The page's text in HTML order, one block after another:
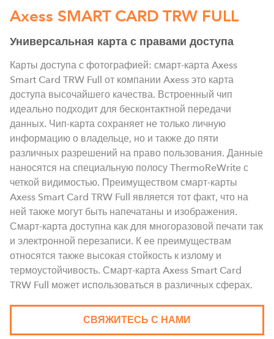
Axess SMART CARD TRW FULL
Универсальная карта с правами доступа
Карты доступа с фотографией: смарт-карта Axess
Smart Card TRW Full от компании Axess это карта
доступа высочайшего качества. Встроенный чип
идеально подходит для бесконтактной передачи
данных. Чип-карта сохраняет не только личную
информацию о владельце, но и также до пяти
различных разрешений на право пользования. Данные
наносятся на специальную полосу ThermoReWrite с
четкой видимостью. Преимуществом смарт-карты
Axess Smart Card TRW Full является тот факт, что на
ней также могут быть напечатаны и изображения.
Смарт-карта доступна как для многоразовой печати так
и электронной перезаписи. К ее преимуществам
относятся также высокая стойкость к излому и
термоустойчивость. Смарт-карта Axess Smart Card
TRW Full может использоваться в различных сферах.
СВЯЖИТЕСЬ С НАМИ